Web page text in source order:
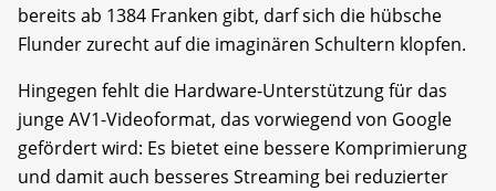
bereits ab 1384 Franken gibt, darf sich die hübsche
Flunder zurecht auf die imaginären Schultern klopfen.
Hingegen fehlt die Hardware-Unterstützung für das
junge AV1-Videoformat, das vorwiegend von Google
gefördert wird: Es bietet eine bessere Komprimierung
und damit auch besseres Streaming bei reduzierter